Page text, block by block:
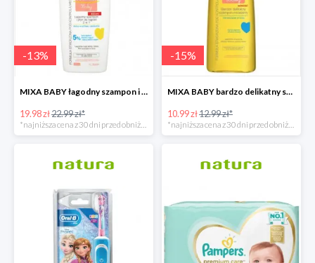
-13%
MIXA BABY łagodny szampon i płyn do kąpieli 2w1
19.98 zł22.99 zł*
*najniższa cena z 30 dni przed obniżką
-15%
MIXA BABY bardzo delikatny szampon micelarny
10.99 zł12.99 zł*
*najniższa cena z 30 dni przed obniżką